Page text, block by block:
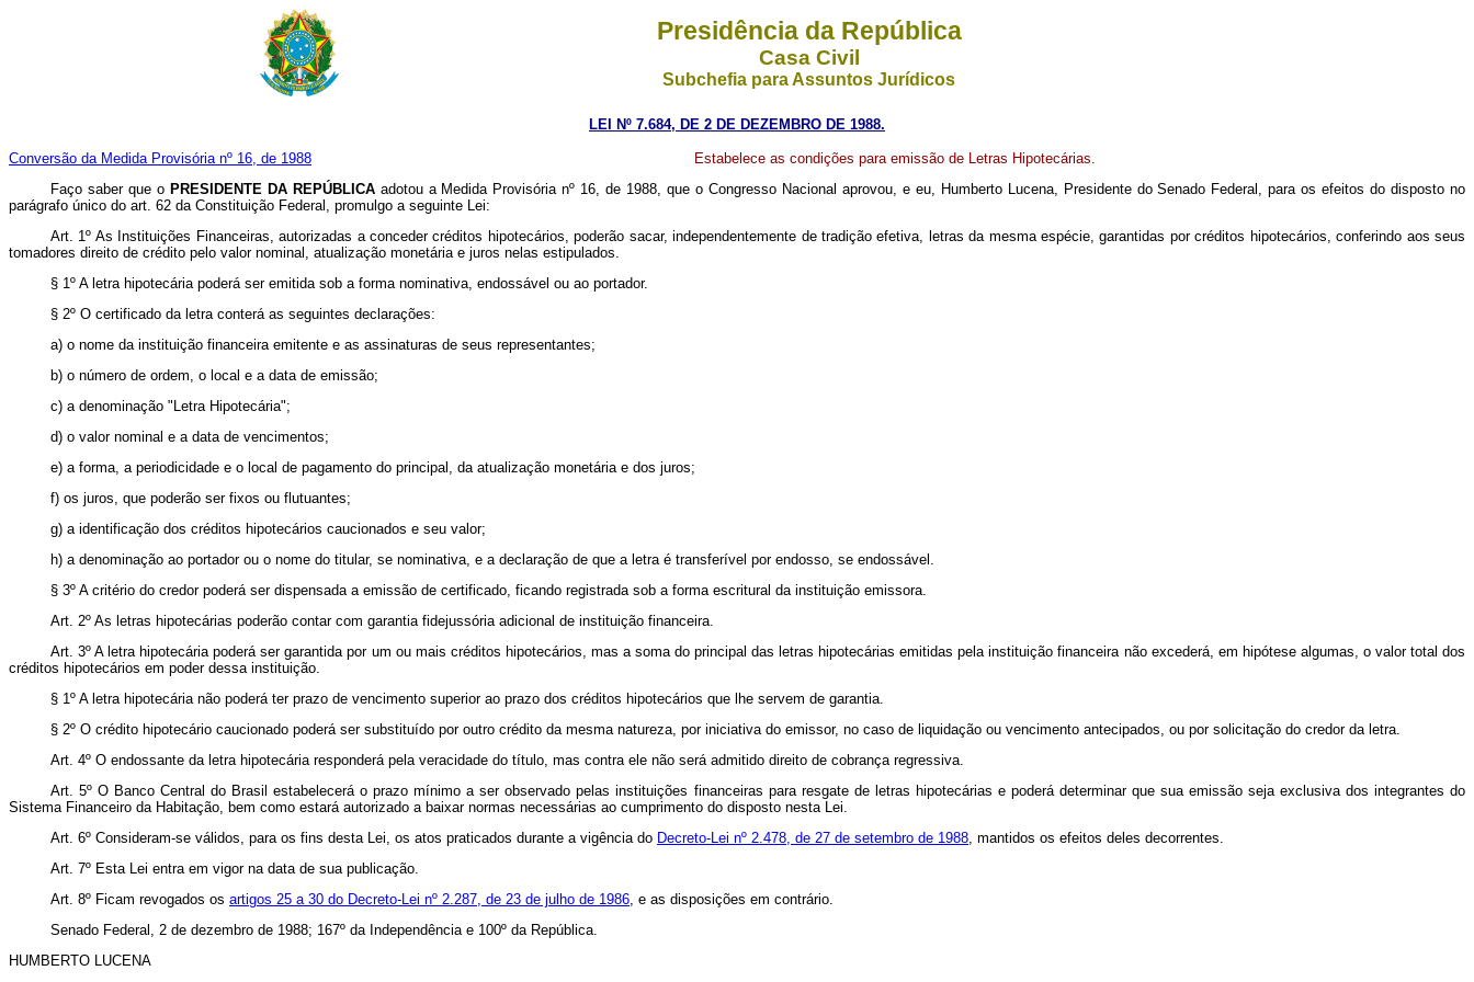
Presidência da República
Casa Civil
Subchefia para Assuntos Jurídicos
LEI Nº 7.684, DE 2 DE DEZEMBRO DE 1988.
Conversão da Medida Provisória nº 16, de 1988
Estabelece as condições para emissão de Letras Hipotecárias.
Faço saber que o PRESIDENTE DA REPÚBLICAadotou a Medida Provisória nº 16, de 1988, que o Congresso Nacional aprovou, e eu, Humberto Lucena, Presidente do Senado Federal, para os efeitos do disposto no
parágrafo único do art. 62 da Constituição Federal, promulgo a seguinte Lei:
Art. 1º As Instituições Financeiras, autorizadas a conceder créditos hipotecários, poderão sacar, independentemente de tradição efetiva, letras da mesma espécie, garantidas por créditos hipotecários, conferindo aos seus
tomadores direito de crédito pelo valor nominal, atualização monetária e juros nelas estipulados.
§ 1º A letra hipotecária poderá ser emitida sob a forma nominativa, endossável ou ao portador.
§ 2º O certificado da letra conterá as seguintes declarações:
a) o nome da instituição financeira emitente e as assinaturas de seus representantes;
b) o número de ordem, o local e a data de emissão;
c) a denominação "Letra Hipotecária";
d) o valor nominal e a data de vencimentos;
e) a forma, a periodicidade e o local de pagamento do principal, da atualização monetária e dos juros;
f) os juros, que poderão ser fixos ou flutuantes;
g) a identificação dos créditos hipotecários caucionados e seu valor;
h) a denominação ao portador ou o nome do titular, se nominativa, e a declaração de que a letra é transferível por endosso, se endossável.
§ 3º A critério do credor poderá ser dispensada a emissão de certificado, ficando registrada sob a forma escritural da instituição emissora.
Art. 2º As letras hipotecárias poderão contar com garantia fidejussória adicional de instituição financeira.
Art. 3º A letra hipotecária poderá ser garantida por um ou mais créditos hipotecários, mas a soma do principal das letras hipotecárias emitidas pela instituição financeira não excederá, em hipótese algumas, o valor total dos
créditos hipotecários em poder dessa instituição.
§ 1º A letra hipotecária não poderá ter prazo de vencimento superior ao prazo dos créditos hipotecários que lhe servem de garantia.
§ 2º O crédito hipotecário caucionado poderá ser substituído por outro crédito da mesma natureza, por iniciativa do emissor, no caso de liquidação ou vencimento antecipados, ou por solicitação do credor da letra.
Art. 4º O endossante da letra hipotecária responderá pela veracidade do título, mas contra ele não será admitido direito de cobrança regressiva.
Art. 5º O Banco Central do Brasil estabelecerá o prazo mínimo a ser observado pelas instituições financeiras para resgate de letras hipotecárias e poderá determinar que sua emissão seja exclusiva dos integrantes do
Sistema Financeiro da Habitação, bem como estará autorizado a baixar normas necessárias ao cumprimento do disposto nesta Lei.
Art. 6º Consideram-se válidos, para os fins desta Lei, os atos praticados durante a vigência do Decreto-Lei nº 2.478, de 27 de setembro de 1988, mantidos os efeitos deles decorrentes.
Art. 7º Esta Lei entra em vigor na data de sua publicação.
Art. 8º Ficam revogados os artigos 25 a 30 do Decreto-Lei nº 2.287, de 23 de julho de 1986, e as disposições em contrário.
Senado Federal, 2 de dezembro de 1988; 167º da Independência e 100º da República.
HUMBERTO LUCENA